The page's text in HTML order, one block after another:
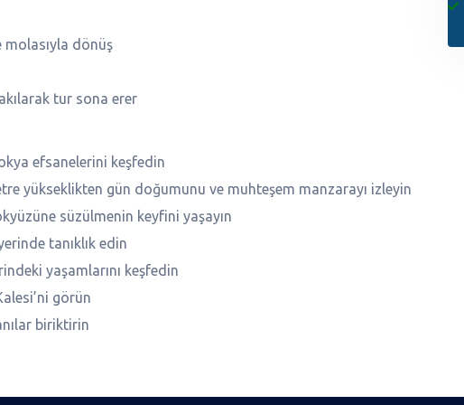
molasıyla dönüş
tur sona erer
efsanelerini keşfedin
yükseklikten gün doğumunu ve muhteşem manzarayı izleyin
süzülmenin keyfini yaşayın
tanıklık edin
yaşamlarını keşfedin
görün
biriktirin